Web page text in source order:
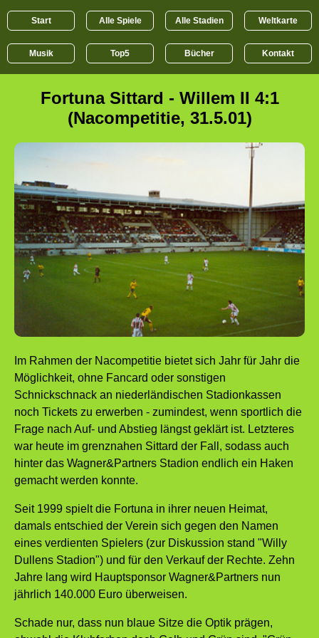
Start Alle Spiele Alle Stadien Weltkarte
Musik Top5 Bücher Kontakt
Fortuna Sittard - Willem II 4:1
(Nacompetitie, 31.5.01)
Im Rahmen der Nacompetitie bietet sich Jahr für Jahr die
Möglichkeit, ohne Fancard oder sonstigen
Schnickschnack an niederländischen Stadionkassen
noch Tickets zu erwerben - zumindest, wenn sportlich die
Frage nach Auf- und Abstieg längst geklärt ist. Letzteres
war heute im grenznahen Sittard der Fall, sodass auch
hinter das Wagner&Partners Stadion endlich ein Haken
gemacht werden konnte.
Seit 1999 spielt die Fortuna in ihrer neuen Heimat,
damals entschied der Verein sich gegen den Namen
eines verdienten Spielers (zur Diskussion stand "Willy
Dullens Stadion") und für den Verkauf der Rechte. Zehn
Jahre lang wird Hauptsponsor Wagner&Partners nun
jährlich 140.000 Euro überweisen.
Schade nur, dass nun blaue Sitze die Optik prägen,